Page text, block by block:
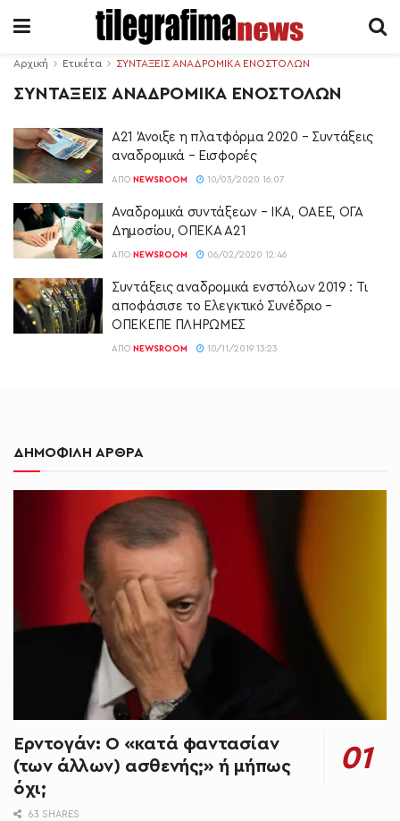
Αρχική Ετικέτα ΣΥΝΤΑΞΕΙΣ ΑΝΑΔΡΟΜΙΚΑ ΕΝΟΣΤΟΛΩΝ
ΣΥΝΤΑΞΕΙΣ ΑΝΑΔΡΟΜΙΚΑ ΕΝΟΣΤΟΛΩΝ
Α21 Άνοιξε η πλατφόρμα 2020 – Συντάξεις
αναδρομικά – Εισφορές
ΑΠΌ NEWSROOM 10/03/2020 16:07
Αναδρομικά συντάξεων – ΙΚΑ, ΟΑΕΕ, ΟΓΑ
Δημοσίου, ΟΠΕΚΑ Α21
ΑΠΌ NEWSROOM 06/02/2020 12:46
Συντάξεις αναδρομικά ενστόλων 2019 : Τι
αποφάσισε το Ελεγκτικό Συνέδριο –
ΟΠΕΚΕΠΕ ΠΛΗΡΩΜΕΣ
ΑΠΌ NEWSROOM 10/11/2019 13:23
ΔΗΜΟΦΙΛΗ ΑΡΘΡΑ
Ερντογάν: Ο «κατά φαντασίαν
(των άλλων) ασθενής;» ή μήπως
όχι;
63 SHARES